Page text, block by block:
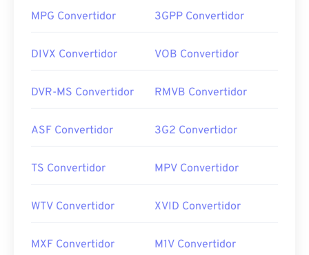
MPG Convertidor 3GPP Convertidor
DIVX Convertidor VOB Convertidor
DVR-MS Convertidor RMVB Convertidor
ASF Convertidor 3G2 Convertidor
TS Convertidor MPV Convertidor
WTV Convertidor XVID Convertidor
MXF Convertidor M1V Convertidor